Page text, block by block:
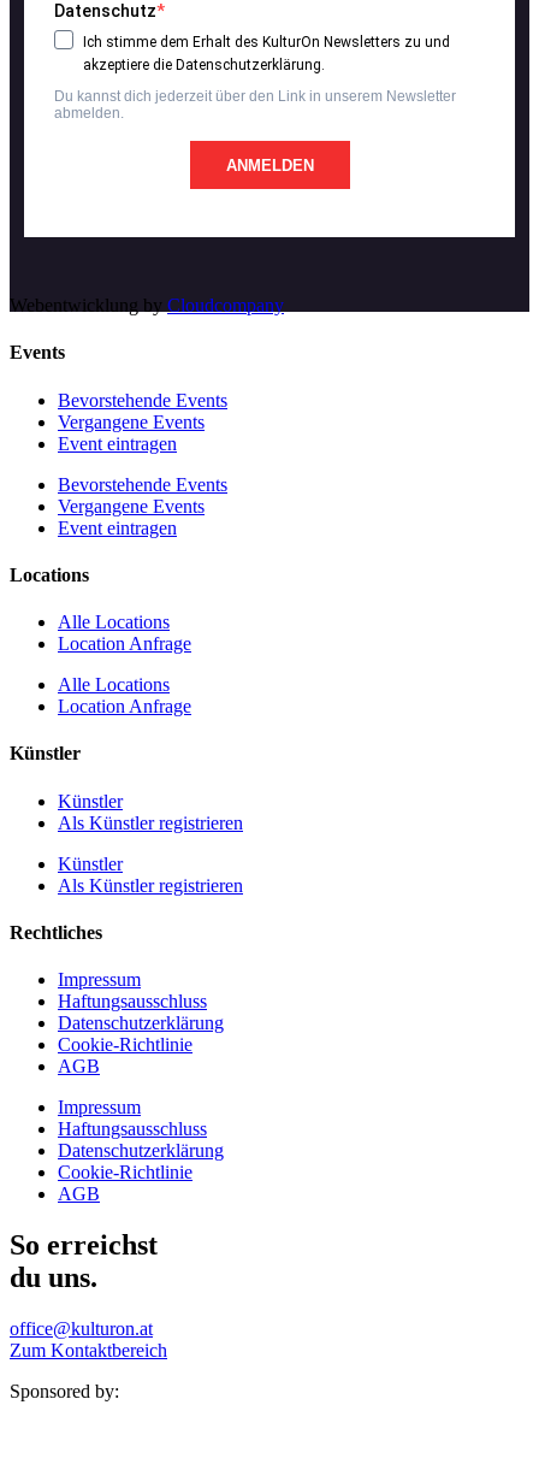
Datenschutz
Ich stimme dem Erhalt des KulturOn Newsletters zu und
akzeptiere die Datenschutzerklärung.
Du kannst dich jederzeit über den Link in unserem Newsletter
abmelden.
ANMELDEN
Webentwicklung by Cloudcompany
Events
Bevorstehende Events
Vergangene Events
Event eintragen
Bevorstehende Events
Vergangene Events
Event eintragen
Locations
Alle Locations
Location Anfrage
Alle Locations
Location Anfrage
Künstler
Künstler
Als Künstler registrieren
Künstler
Als Künstler registrieren
Rechtliches
Impressum
Haftungsausschluss
Datenschutzerklärung
Cookie-Richtlinie
AGB
Impressum
Haftungsausschluss
Datenschutzerklärung
Cookie-Richtlinie
AGB
So erreichst
du uns.
office@kulturon.at
Zum Kontaktbereich
Sponsored by: